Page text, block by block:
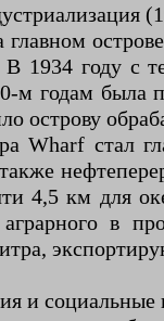
В 1934 году с
м годам была
острову
Wharf стал
4,5 км для
аграрного в
и